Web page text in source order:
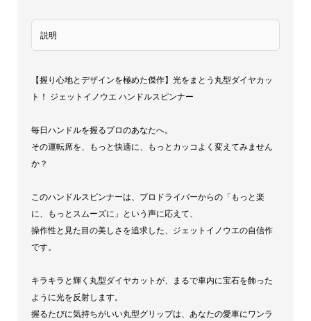
ダ
カ
ッ
ハ
ル
ノ
ブ
ェ
ッ
ト
説明
【握り心地とデザインを極めた傑作】光をまとう丸型ダイヤカッ
ト！ ジェットイノウエ ハンドルスピンナー
毎日ハンドルを握るプロのあなたへ。
その運転席を、もっと快適に、もっとカッコよく変えてみません
か？
このハンドルスピンナーは、プロドライバーからの「もっと楽
に、もっとスムーズに」という声に応えて、
操作性と見た目の美しさを追求した、ジェットイノウエの自信作
です。
キラキラと輝く丸型ダイヤカットが、まるで車内に宝石を飾った
ように光を反射します。
握るたびに気持ちがいい丸型グリップは、あなたの愛車にワンラ